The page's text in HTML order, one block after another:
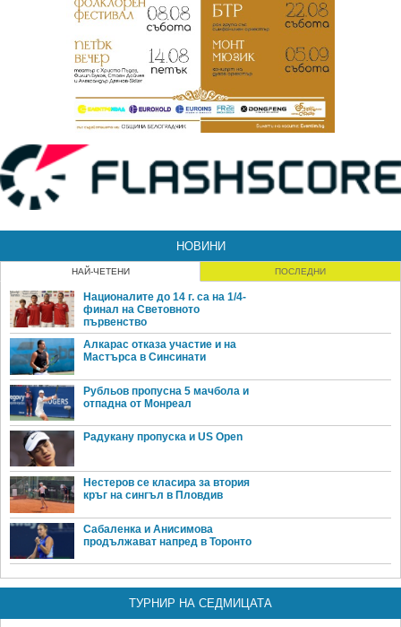
НОВИНИ
НАЙ-ЧЕТЕНИ ПОСЛЕДНИ
Националите до 14 г. са на 1/4-
финал на Световното
първенство
Алкарас отказа участие и на
Мастърса в Синсинати
Рубльов пропусна 5 мачбола и
отпадна от Монреал
Радукану пропуска и US Open
Нестеров се класира за втория
кръг на сингъл в Пловдив
Сабаленка и Анисимова
продължават напред в Торонто
ТУРНИР НА СЕДМИЦАТА